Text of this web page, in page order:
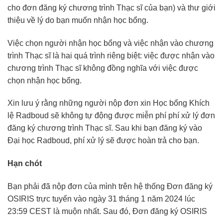
cho đơn đăng ký chương trình Thạc sĩ của bạn) và thư giới
thiệu về lý do bạn muốn nhận học bổng.
Việc chọn người nhận học bổng và việc nhận vào chương
trình Thạc sĩ là hai quá trình riêng biệt: việc được nhận vào
chương trình Thạc sĩ không đồng nghĩa với việc được
chọn nhận học bổng.
Xin lưu ý rằng những người nộp đơn xin Học bổng Khích
lệ Radboud sẽ không tự động được miễn phí phí xử lý đơn
đăng ký chương trình Thạc sĩ. Sau khi bạn đăng ký vào
Đại học Radboud, phí xử lý sẽ được hoàn trả cho bạn.
Hạn chót
Bạn phải đã nộp đơn của mình trên hệ thống Đơn đăng ký
OSIRIS trực tuyến vào ngày 31 tháng 1 năm 2024 lúc
23:59 CEST là muộn nhất. Sau đó, Đơn đăng ký OSIRIS